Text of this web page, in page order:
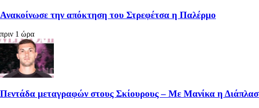
Ανακοίνωσε την απόκτηση του Στρεφέτσα η Παλέρμο
πριν 1 ώρα
Πεντάδα μεταγραφών στους Σκίουρους – Με Μανίκα η